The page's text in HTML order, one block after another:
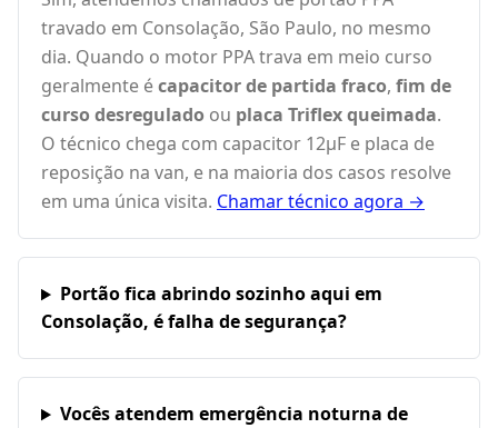
travado em Consolação, São Paulo, no mesmo
dia. Quando o motor PPA trava em meio curso
geralmente écapacitor de partida fraco, fim de
curso desregulado ou placa Triflex queimada.
O técnico chega com capacitor 12µF e placa de
reposição na van, e na maioria dos casos resolve
em uma única visita. Chamar técnico agora →
Portão fica abrindo sozinho aqui em
Consolação, é falha de segurança?
Vocês atendem emergência noturna de